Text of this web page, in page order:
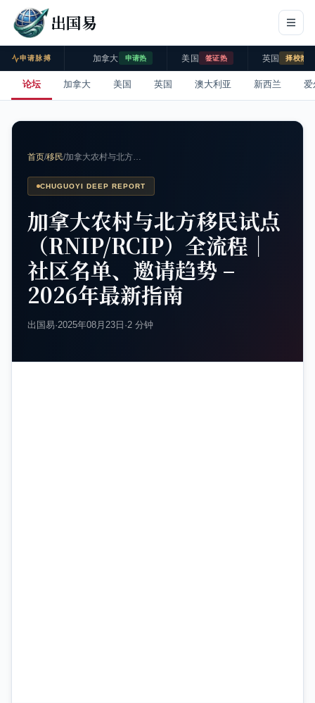
出国易
申请脉搏 加拿大 申请热 美国 签证热 英国 择校热
论坛 加拿大 美国 英国 澳大利亚 新西兰 爱
首页/移民/加拿大农村与北方…
CHUGUOYI DEEP REPORT
加拿大农村与北方移民试点
（RNIP/RCIP）全流程｜
社区名单、邀请趋势 –
2026年最新指南
出国易·2025年08月23日 ·2 分钟